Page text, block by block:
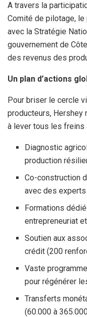
A travers la
Comité de pilotage, le
avec la Stratégie
gouvernement de
des revenus des
Un plan d’actions
Pour briser le cercle
producteurs, Hershey
à lever tous les freins
Diagnostic
production
Co-construction
avec des
Formations
entrepreneuriat
Soutien aux
crédit (200
Vaste
pour régénérer
Transferts
(60.000 à